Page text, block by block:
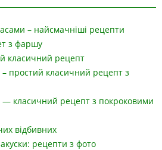
– найсмачніші рецепти
з фаршу
класичний рецепт
простий класичний рецепт з
класичний рецепт з покроковими
відбивних
рецепти з фото